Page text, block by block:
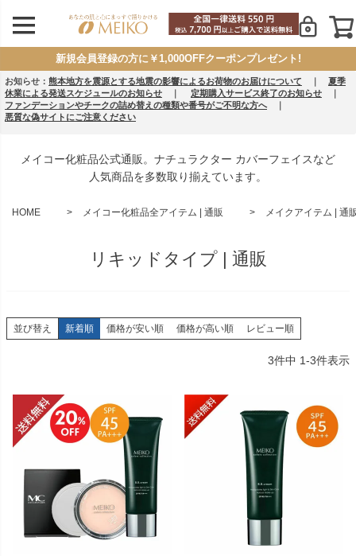
新規会員登録の方に￥1,000OFFクーポンプレゼント!
お知らせ： 熊本地方を震源とする地震の影響によるお荷物のお届けについて ｜ 夏季
休業による発送スケジュールのお知らせ ｜ 定期購入サービス終了のお知らせ ｜
ファンデーションやチークの詰め替えの種類や番号がご不明な方へ｜
悪質な偽サイトにご注意ください
メイコー化粧品公式通販。ナチュラクター カバーフェイスなど
人気商品を多数取り揃えています。
HOME メイコー化粧品全アイテム | 通販 メイクアイテム | 通
リキッドタイプ | 通販
並び替え 新着順 価格が安い順 価格が高い順 レビュー順
3件中 1-3件表示